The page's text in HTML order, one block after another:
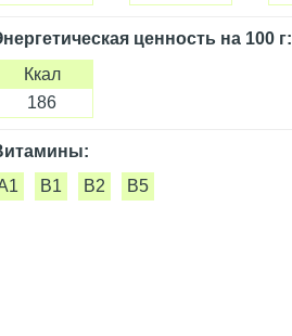
ценностьна 100 г:
Ккал
186
B1 B2 B5